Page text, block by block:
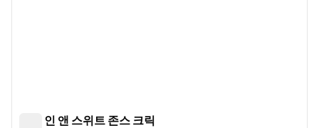
햄튼 인 앤 스위트 존스 크릭